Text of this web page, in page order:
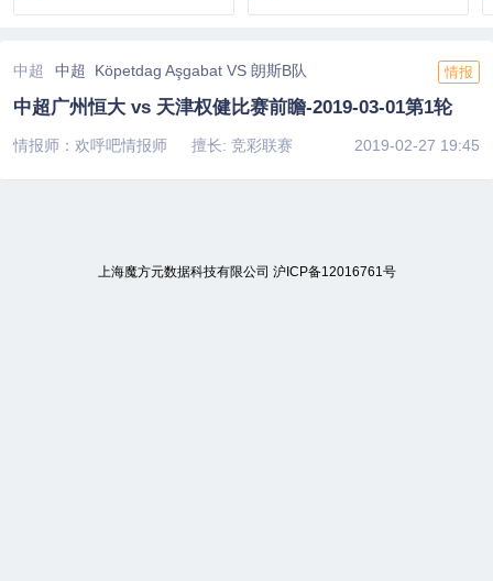
情报
中超 中超 Köpetdag Aşgabat VS 朗斯B队
中超广州恒大 vs 天津权健比赛前瞻-2019-03-01第1轮
情报师：欢呼吧情报师 擅长: 竞彩联赛 2019-02-27 19:45
上海魔方元数据科技有限公司 沪ICP备12016761号